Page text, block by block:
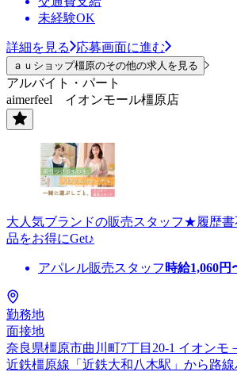
未経験OK
詳細を見る 応募画面に進む
ａｕショップ橿原のその他の求人を見る
アルバイト・パート
aimerfeel イオンモール橿原店
大人気ブランドの販売スタッフ★履歴
品をお得にGet♪
アパレル販売スタッフ 時給1,060円
勤務地
面接地
奈良県橿原市曲川町7丁目20-1 イオンモ
近鉄橿原線「近鉄大和八木駅」から路線